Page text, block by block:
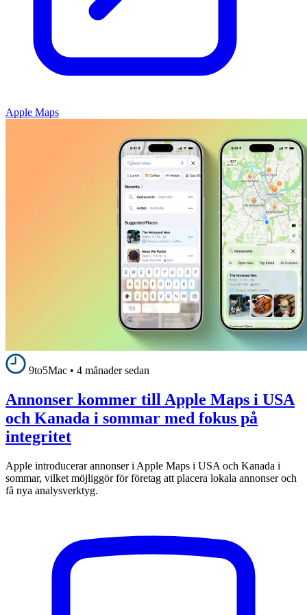
Apple Maps
9to5Mac • 4 månader sedan
Annonser kommer till Apple Maps i USA
och Kanada i sommar med fokus på
integritet
Apple introducerar annonser i Apple Maps i USA och Kanada i
sommar, vilket möjliggör för företag att placera lokala annonser och
få nya analysverktyg.